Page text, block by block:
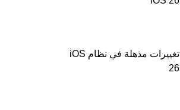
تغييرات مذهلة في نظام iOS
26